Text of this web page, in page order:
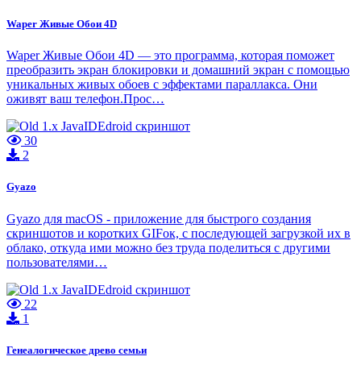
Waper Живые Обои 4D
Waper Живые Обои 4D — это программа, которая поможет
преобразить экран блокировки и домашний экран с помощью
уникальных живых обоев с эффектами параллакса. Они
оживят ваш телефон.Прос…
30
2
Gyazo
Gyazo для macOS - приложение для быстрого создания
скриншотов и коротких GIFок, с последующей загрузкой их в
облако, откуда ими можно без труда поделиться с другими
пользователями…
22
1
Генеалогическое древо семьи